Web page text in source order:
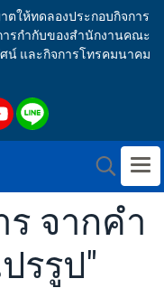
ให้ทดลองประกอบกิจการ
ารกำกับของสำนักงานคณะ
ศน์ และกิจการโทรคมนาคม
จากคำ
รรูป"